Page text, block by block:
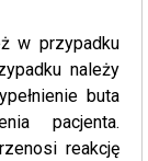
w przypadku
należy
buta
pacjenta.
reakcję